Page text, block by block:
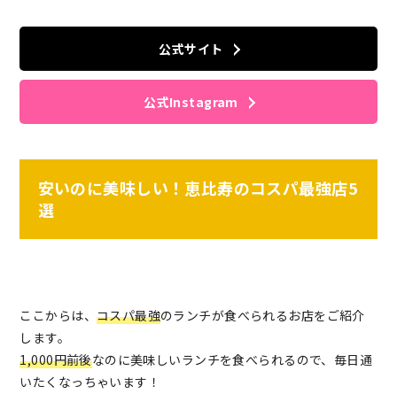
公式サイト
公式Instagram
安いのに美味しい！恵比寿のコスパ最強店5
選
ここからは、 コスパ最強のランチが食べられるお店をご紹介
します。
1,000円前後なのに美味しいランチを食べられるので、毎日通
いたくなっちゃいます！